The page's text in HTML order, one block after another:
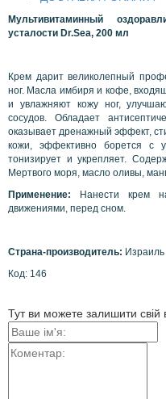
Мультивитаминный
усталости Dr.Sea, 200 мл
Крем дарит великолепный
ног. Масла имбиря и кофе,
и увлажняют кожу ног,
сосудов. Обладает
оказывает дренажный эффект,
кожи, эффективно борется с
тонизирует и укрепляет.
Мертвого моря, масло оливы,
Применение:
Нанести крем
движениями, перед сном.
Страна-производитель: Израиль
Код: 146
Тут ви можете залишити свій